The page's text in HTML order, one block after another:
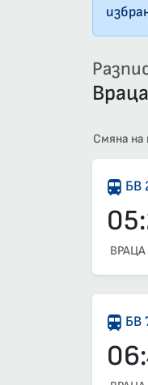
Смяна
БВ
ВРАЦА
БВ